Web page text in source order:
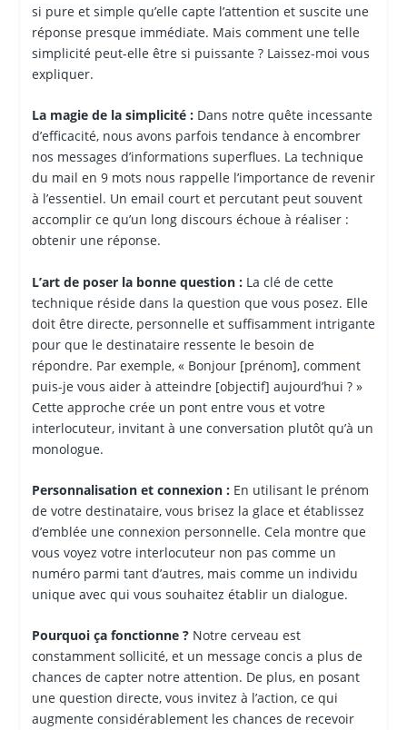
si pure et simple qu’elle capte l’attention et suscite une
réponse presque immédiate. Mais comment une telle
simplicité peut-elle être si puissante ? Laissez-moi vous
expliquer.
La magie de la simplicité :Dans notre quête incessante
d’efficacité, nous avons parfois tendance à encombrer
nos messages d’informations superflues. La technique
du mail en 9 mots nous rappelle l’importance de revenir
à l’essentiel. Un email court et percutant peut souvent
accomplir ce qu’un long discours échoue à réaliser :
obtenir une réponse.
L’art de poser la bonne question :La clé de cette
technique réside dans la question que vous posez. Elle
doit être directe, personnelle et suffisamment intrigante
pour que le destinataire ressente le besoin de
répondre. Par exemple, « Bonjour [prénom], comment
puis-je vous aider à atteindre [objectif] aujourd’hui ? »
Cette approche crée un pont entre vous et votre
interlocuteur, invitant à une conversation plutôt qu’à un
monologue.
Personnalisation et connexion :En utilisant le prénom
de votre destinataire, vous brisez la glace et établissez
d’emblée une connexion personnelle. Cela montre que
vous voyez votre interlocuteur non pas comme un
numéro parmi tant d’autres, mais comme un individu
unique avec qui vous souhaitez établir un dialogue.
Pourquoi ça fonctionne ?Notre cerveau est
constamment sollicité, et un message concis a plus de
chances de capter notre attention. De plus, en posant
une question directe, vous invitez à l’action, ce qui
augmente considérablement les chances de recevoir